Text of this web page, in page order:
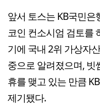
앞서 토스는 KB국민
코인 컨소시엄 검토를
기에 국내 2위 가상자
중으로 알려졌으며,
휴를 맺고 있는 만큼
제기됐다.